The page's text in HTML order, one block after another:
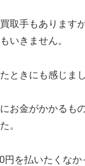
取手もあります
いきません。
ときにも感じまし
お金がかかるも
。
円を払いたくな